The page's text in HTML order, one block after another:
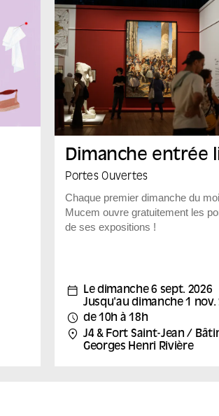
Dimanche entrée
Portes Ouvertes
Chaque premier dimanche du
Mucem ouvre gratuitement les
de ses expositions !
Le dimanche 6 sept. 2026
Jusqu'au dimanche 1 nov.
de 10h à 18h
J4 & Fort Saint-Jean /
Georges Henri Rivière